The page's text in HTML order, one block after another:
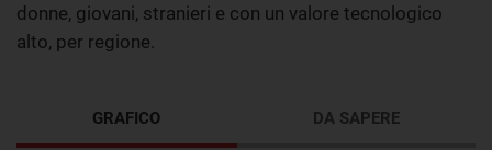
donne, giovani, stranieri e con un valore tecnologico
alto, per regione.
GRAFICO DA SAPERE